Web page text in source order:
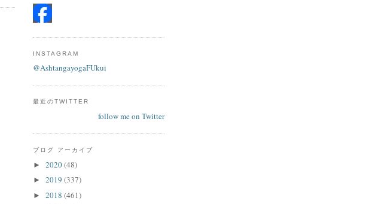
INSTAGRAM
@AshtangayogaFUkui
最近のTWITTER
follow me on Twitter
ブログ アーカイブ
► 2020(48)
► 2019 (337)
► 2018 (461)